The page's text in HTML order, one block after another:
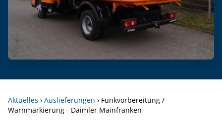
Aktuelles › Auslieferungen › Funkvorbereitung /
Warnmarkierung - Daimler Mainfranken